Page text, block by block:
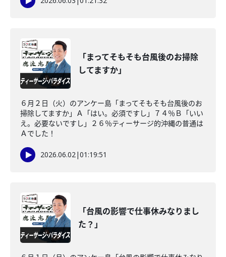
「まってそもそも台風後のお掃除
してますか」
６月２日（火）のアンケー島「まってそもそも台風後のお
掃除してますか」Ａ「はい。必須ですし」７４％Ｂ「いい
え。必要ないですし」２６％ティーサージ的沖縄の普通は
Ａでした！
2026.06.02|01:19:51
「台風の影響で仕事休みなりまし
た？」